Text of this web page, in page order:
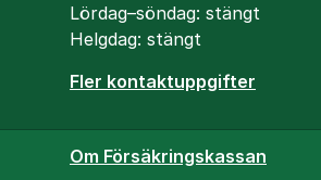
Lördag–söndag: stängt
Helgdag: stängt
Fler kontaktuppgifter
Om Försäkringskassan